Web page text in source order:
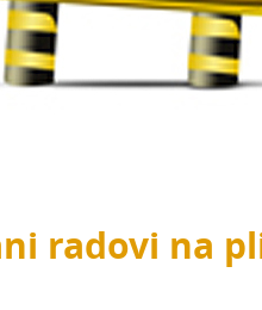
radovi na